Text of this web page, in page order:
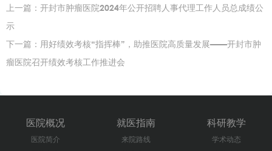
上一篇： 开封市肿瘤医院2024年公开招聘人事代理工作人员总成绩公
示
下一篇： 用好绩效考核“指挥棒”，助推医院高质量发展——开封市肿
瘤医院召开绩效考核工作推进会
医院概况
医院简介
就医指南
来院路线
科研教学
学术动态